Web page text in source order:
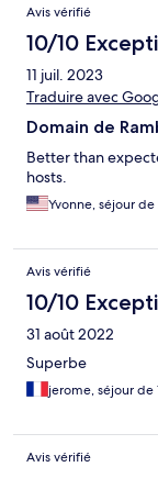
Avis vérifié
10/10
11 juil. 2023
Traduire avec
Domain de
Better than
hosts.
Yvonne, séjour
Avis vérifié
10/10
31 août 2022
Superbe
jerome, séjour de
Avis vérifié